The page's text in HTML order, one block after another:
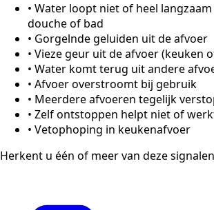
• Water loopt niet of heel
douche of bad
• Gorgelnde geluiden uit de afvoer
• Vieze geur uit de afvoer (keuken
• Water komt terug uit andere
• Afvoer overstroomt bij gebruik
• Meerdere afvoeren tegelijk
• Zelf ontstoppen helpt niet of
• Vetophoping in keukenafvoer
Herkent u één of meer van deze